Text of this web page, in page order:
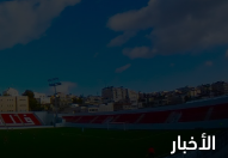
الأخبار